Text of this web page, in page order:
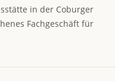
in der Coburger
Fachgeschäft für